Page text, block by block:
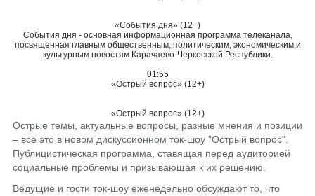
«События дня» (12+)
События дня - основная информационная программа телеканала,
посвященная главным общественным, политическим, экономическим и
культурным новостям Карачаево-Черкесской Республики.
01:55
«Острый вопрос» (12+)
«Острый вопрос» (12+)
Острые темы, актуальные вопросы, разные мнения и позиции
– все это в новом дискуссионном ток-шоу "Острый вопрос".
Публицистическая программа, ставящая перед аудиторией
социальные проблемы и призывающая к их решению.
Ведущие и гости ток-шоу еженедельно обсуждают то, что